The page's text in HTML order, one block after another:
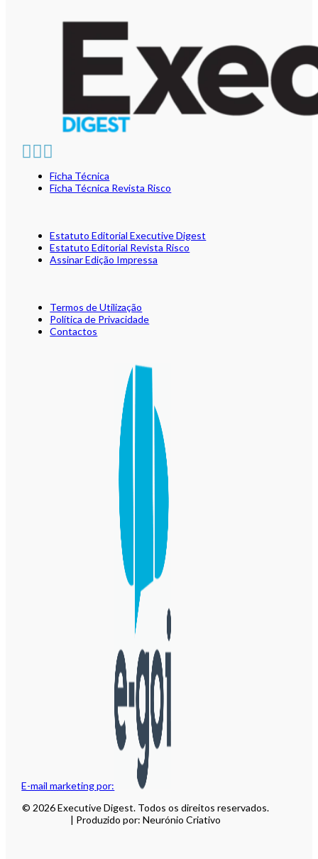
E-mail marketing por:
Ficha Técnica
Ficha Técnica Revista Risco
Estatuto Editorial Executive Digest
Estatuto Editorial Revista Risco
Assinar Edição Impressa
Termos de Utilização
Política de Privacidade
Contactos
© 2026 Executive Digest. Todos os direitos reservados.
| Produzido por: Neurónio Criativo